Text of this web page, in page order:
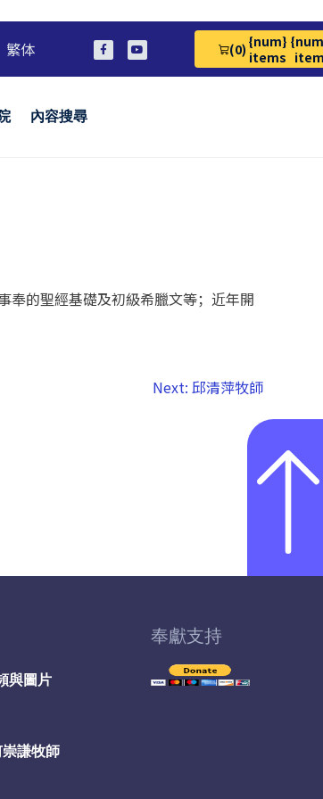
繁体 (0)
View Cart 0
{num}
items
內容搜尋
奉的聖經基礎及初級希臘文等；近年開
Next: 邱清萍牧師
與圖片
謙牧師
奉獻支持